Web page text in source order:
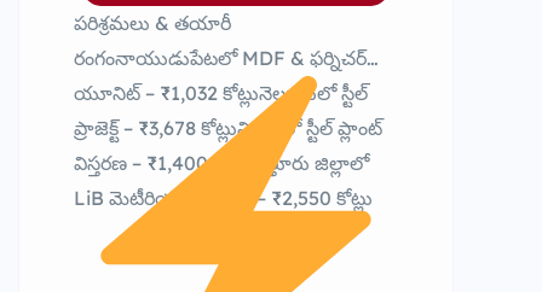
పరిశ్రమలు & తయారీ
రంగంనాయుడుపేటలో MDF & ఫర్నిచర్
యూనిట్ – ₹1,032 కోట్లునెల్లూరులో స్టీల్
ప్రాజెక్ట్ – ₹3,678 కోట్లువిశాఖలో స్టీల్ ప్లాంట్
విస్తరణ – ₹1,400 కోట్లుచిత్తూరు జిల్లాలో
LiB మెటీరియల్స్ ప్రాజెక్ట్ – ₹2,550 కోట్లు